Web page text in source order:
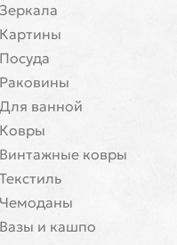
Зеркала
Картины
Посуда
Раковины
Для ванной
Ковры
Винтажные ковры
Текстиль
Чемоданы
Вазы и кашпо